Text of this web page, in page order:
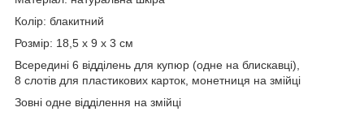
Колір: блакитний
Розмір: 18,5 x 9 x 3 см
Всередині 6 відділень для купюр (одне на блискавці),
8 слотів для пластикових карток, монетниця на змійці
Зовні одне відділення на змійці